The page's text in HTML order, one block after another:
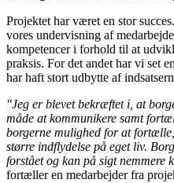
Projektet har været en stor
vores undervisning af
kompetencer i forhold til at
praksis. For det andet har vi set
har haft stort udbytte af
"Jeg er blevet bekræftet i, at
måde at kommunikere samt
borgerne mulighed for at
større indflydelse på eget liv.
forstået og kan på sigt nemmere
fortæller en medarbejder fra